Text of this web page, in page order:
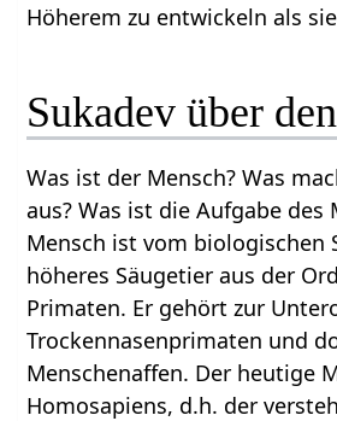
Höherem zu entwickeln als
Sukadev über
Was ist der Mensch? Was
aus? Was ist die Aufgabe des
Mensch ist vom biologischen
höheres Säugetier aus der
Primaten. Er gehört zur
Trockennasenprimaten und
Menschenaffen. Der heutige
Homosapiens, d.h. der